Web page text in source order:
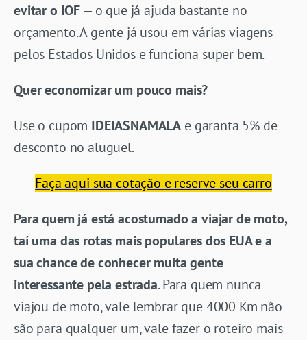
evitar o IOF— o que já ajuda bastante no
orçamento. A gente já usou em várias viagens
pelos Estados Unidos e funciona super bem.
Quer economizar um pouco mais?
Use o cupom IDEIASNAMALA e garanta 5% de
desconto no aluguel.
Faça aqui sua cotação e reserve seu carro
Para quem já está acostumado a viajar de moto,
taí uma das rotas mais populares dos EUA e a
sua chance de conhecer muita gente
interessante pela estrada. Para quem nunca
viajou de moto, vale lembrar que 4000 Km não
são para qualquer um, vale fazer o roteiro mais